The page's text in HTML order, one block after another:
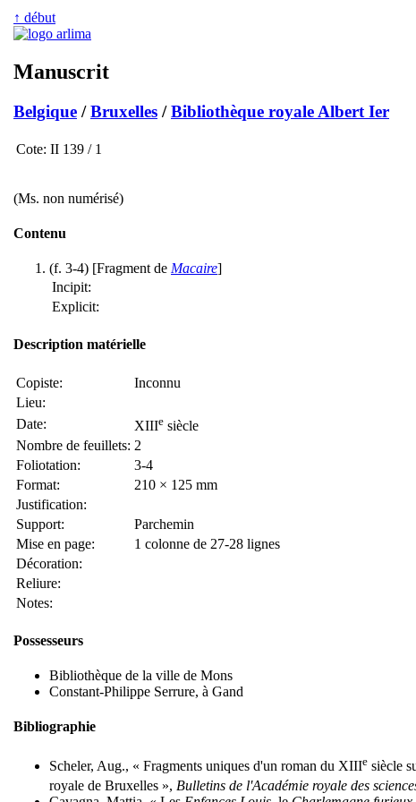
↑ début
Manuscrit
Belgique /Bruxelles /Bibliothèque royale Albert Ier
Cote: II 139 / 1
(Ms. non numérisé)
Contenu
(f. 3-4) [Fragment de Macaire]
Incipit:
Explicit:
Description matérielle
Copiste:
Inconnu
Lieu:
Date:
XIIIe siècle
Nombre de feuillets: 2
Foliotation:
3-4
Format:
210 × 125 mm
Justification:
Support:
Parchemin
Mise en page:
1 colonne de 27-28 lignes
Décoration:
Reliure:
Notes:
Possesseurs
Bibliothèque de la ville de Mons
Constant-Philippe Serrure, à Gand
Bibliographie
Scheler, Aug., « Fragments uniques d'un roman du XIIIe siècle
royale de Bruxelles », Bulletins de l'Académie royale des